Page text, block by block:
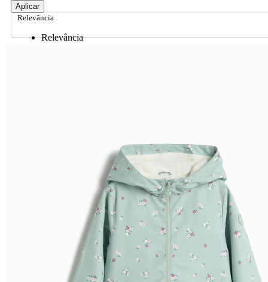
Aplicar
Relevância
Relevância
Preço Decrescente
Nome do Produto A - Z
Nome do Produto Z - A